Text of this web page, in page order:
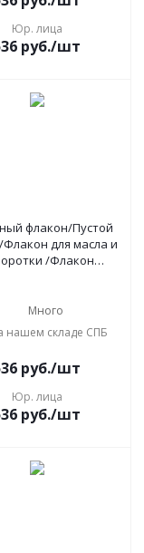
Юр. лица
руб./шт
флакон/Пустой
для масла и
/Флакон
Много
нашем складе СПБ
руб./шт
Юр. лица
руб./шт